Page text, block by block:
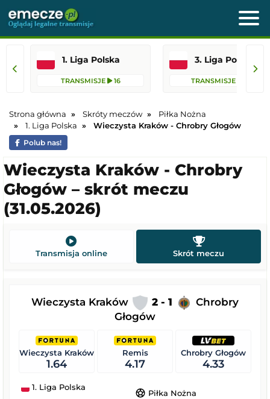
1. Liga Polska
TRANSMISJE 16
3. Liga Polska
TRANSMISJE
Strona główna Skróty meczów
Piłka Nożna
1. Liga Polska
Wieczysta Kraków - Chrobry Głogów
Polub nas!
Wieczysta Kraków - Chrobry
Głogów – skrót meczu
(31.05.2026)
Transmisja online Skrót meczu
Wieczysta Kraków 2 - 1
Chrobry
Głogów
Wieczysta Kraków
1.64
Remis
4.17
Chrobry Głogów
4.33
1. Liga Polska
sports_soccer Piłka Nożna